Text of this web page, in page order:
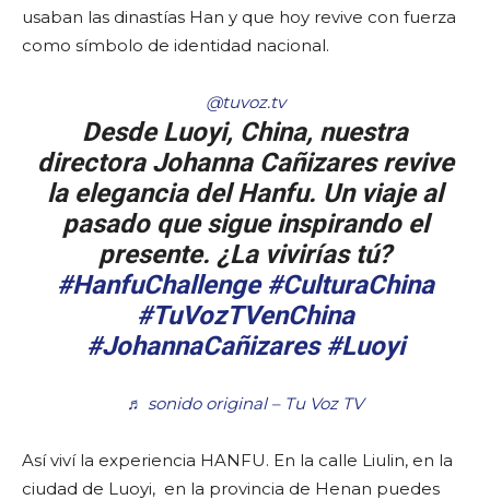
usaban las dinastías Han y que hoy revive con fuerza
como símbolo de identidad nacional.
@tuvoz.tv
Desde Luoyi, China, nuestra
directora Johanna Cañizares revive
la elegancia del Hanfu. Un viaje al
pasado que sigue inspirando el
presente. ¿La vivirías tú?
#HanfuChallenge #CulturaChina
#TuVozTVenChina
#JohannaCañizares #Luoyi
♬ sonido original – Tu Voz TV
Así viví la experiencia HANFU. En la calle Liulin, en la
ciudad de Luoyi, en la provincia de Henan puedes